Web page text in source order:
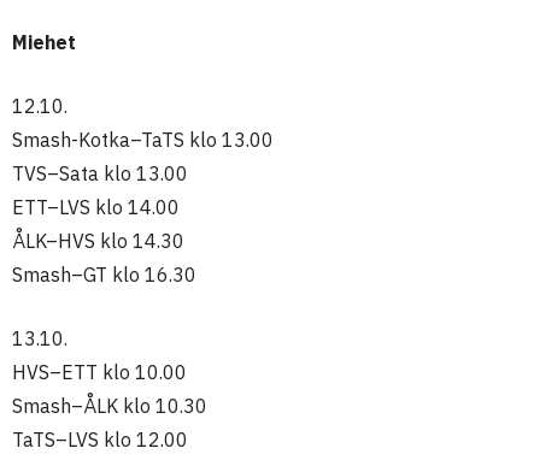
Miehet
12.10.
Smash-Kotka–TaTS klo 13.00
TVS–Sata klo 13.00
ETT–LVS klo 14.00
ÅLK–HVS klo 14.30
Smash–GT klo 16.30
13.10.
HVS–ETT klo 10.00
Smash–ÅLK klo 10.30
TaTS–LVS klo 12.00